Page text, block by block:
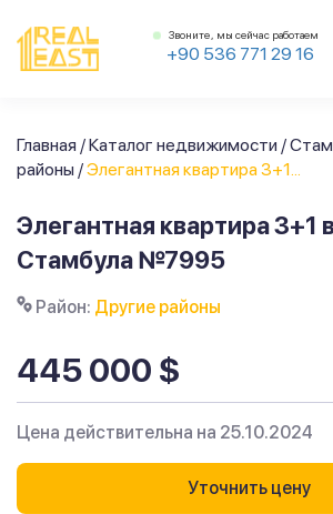
Звоните, мы сейчас работаем
+90 536 771 29 16
Главная /Каталог недвижимости /
районы /Элегантная квартира 3+1...
Элегантная квартира 3+1
Стамбула №7995
Район: Другие районы
445 000 $
Цена действительна на 25.10.2024
Уточнить цену